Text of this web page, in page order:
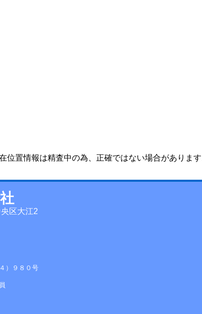
位置情報は精査中の為、正確ではない場合がありま
区大江2
）９８０号